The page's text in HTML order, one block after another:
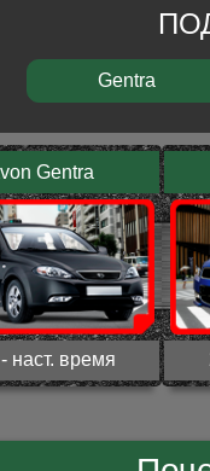
Gentra
Gentra
наст. время